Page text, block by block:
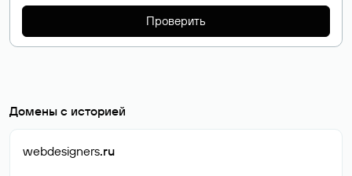
Проверить
Домены с историей
webdesigners.ru